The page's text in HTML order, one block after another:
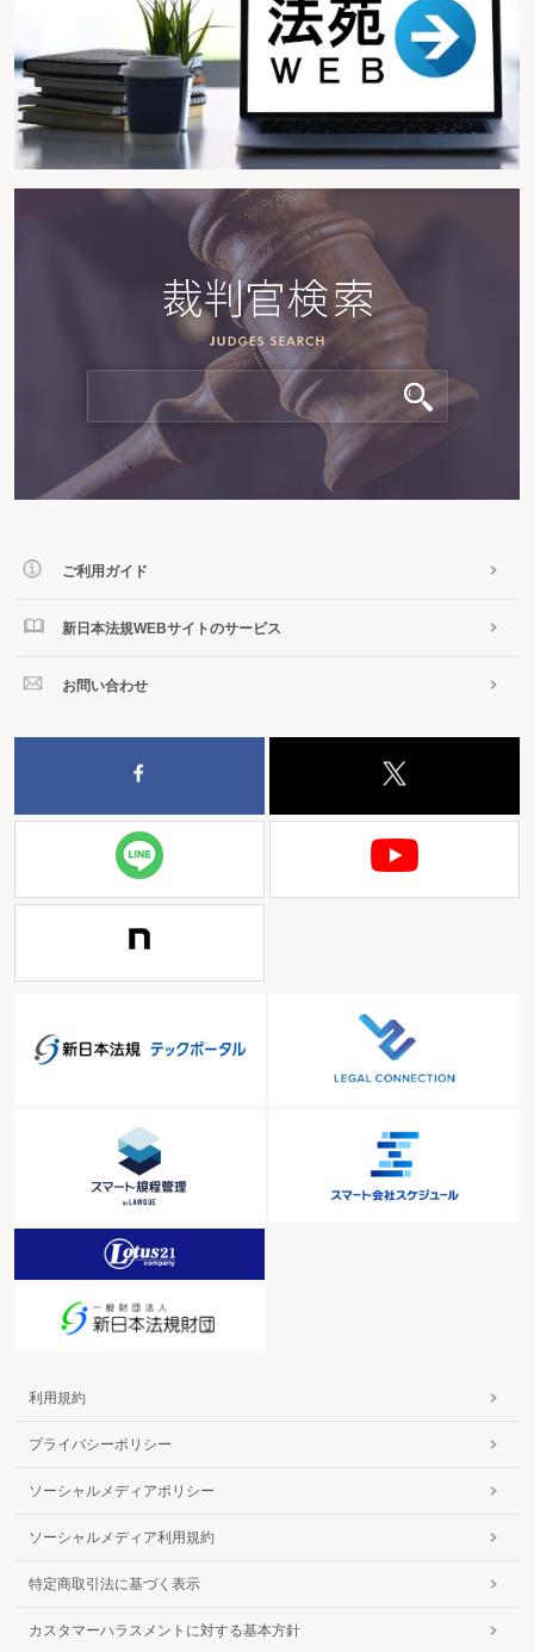
ご利用ガイド
新日本法規WEBサイトのサービス
お問い合わせ
利用規約
プライバシーポリシー
ソーシャルメディアポリシー
ソーシャルメディア利用規約
特定商取引法に基づく表示
カスタマーハラスメントに対する基本方針